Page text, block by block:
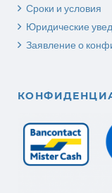
Сроки и условия
Юридические
Заявление о